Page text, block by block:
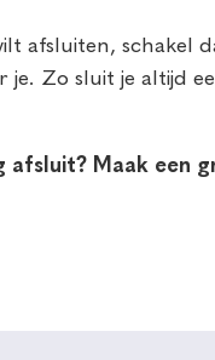
afsluiten, schakel
Zo sluit je altijd
Maak een